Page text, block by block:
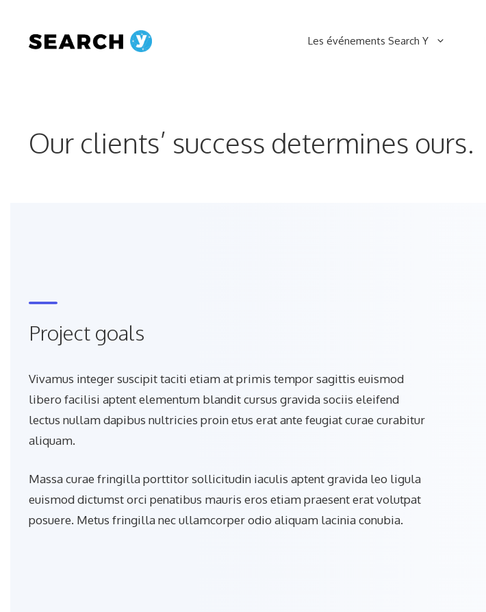
contenu
Les événements Search Y
Our clients’ success determines ours.
Project goals
Vivamus integer suscipit taciti etiam at primis tempor sagittis euismod
libero facilisi aptent elementum blandit cursus gravida sociis eleifend
lectus nullam dapibus nultricies proin etus erat ante feugiat curae curabitur
aliquam.
Massa curae fringilla porttitor sollicitudin iaculis aptent gravida leo ligula
euismod dictumst orci penatibus mauris eros etiam praesent erat volutpat
posuere. Metus fringilla nec ullamcorper odio aliquam lacinia conubia.